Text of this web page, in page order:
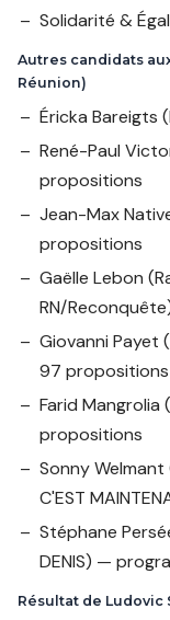
Solidarité &
Autres candidats
Réunion)
Éricka Bareigts
René-Paul
propositions
Jean-Max
propositions
Gaëlle Lebon
RN/
Giovanni Payet
97 propositions
Farid Mangrolia
propositions
Sonny Welmant
C'EST
Stéphane
DENIS) —
Résultat de Ludovic